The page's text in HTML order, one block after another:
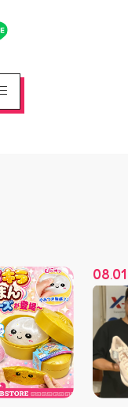
08.01